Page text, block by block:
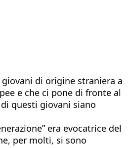
di origine straniera a
e che ci pone di fronte al
questi giovani siano
era evocatrice del
per molti, si sono